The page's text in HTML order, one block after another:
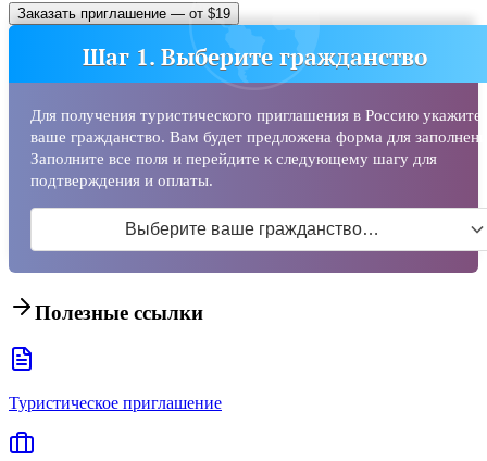
Заказать приглашение — от $19
Шаг 1. Выберите гражданство
Для получения туристического приглашения в Россию укажите
ваше гражданство. Вам будет предложена форма для
Заполните все поля и перейдите к следующему шагу для
подтверждения и оплаты.
Выберите ваше гражданство…
Полезные ссылки
Туристическое приглашение